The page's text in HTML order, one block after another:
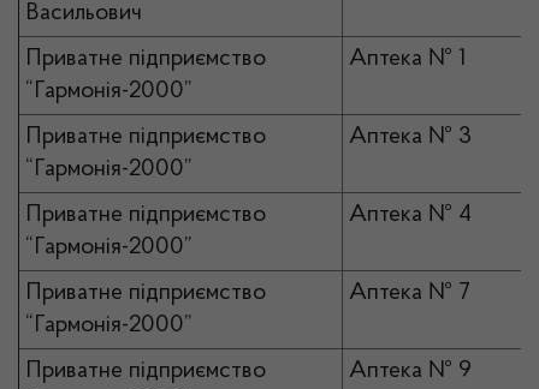
Васильович
Приватне підприємство
“Гармонія-2000”
Аптека № 1
Приватне підприємство
“Гармонія-2000”
Аптека № 3
Приватне підприємство
“Гармонія-2000”
Аптека № 4
Приватне підприємство
“Гармонія-2000”
Аптека № 7
Приватне підприємство
Аптека № 9